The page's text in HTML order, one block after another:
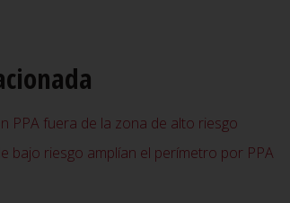
PPA fuera de la zona de alto riesgo
bajo riesgo amplían el perímetro por PPA